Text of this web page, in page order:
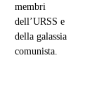
membri
dell’URSS e
della galassia
comunista.